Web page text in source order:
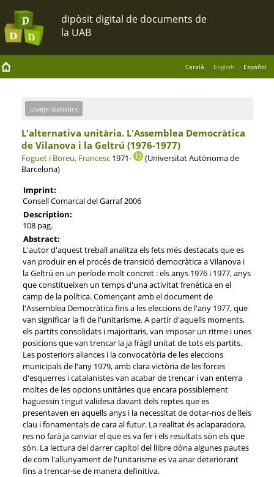
Català English Español
Usage statistics
L'alternativa unitària. L'Assemblea Democràtica
de Vilanova i la Geltrú (1976-1977)
Foguet i Boreu, Francesc1971-
(Universitat Autònoma de
Barcelona)
Imprint:
Consell Comarcal del Garraf 2006
Description:
108 pag.
Abstract:
L'autor d'aquest treball analitza els fets més destacats que es
van produir en el procés de transició democràtica a Vilanova i
la Geltrú en un període molt concret : els anys 1976 i 1977, anys
que constitueixen un temps d'una activitat frenètica en el
camp de la política. Començant amb el document de
l'Assemblea Democràtica fins a les eleccions de l'any 1977, que
van significar la fi de l'unitarisme. A partir d'aquells moments,
els partits consolidats i majoritaris, van imposar un ritme i unes
posicions que van trencar la ja fràgil unitat de tots els partits.
Les posteriors aliances i la convocatòria de les eleccions
municipals de l'any 1979, amb clara victòria de les forces
d'esquerres i catalanistes van acabar de trencar i van enterra
moltes de les opcions unitàries que encara possiblement
haguessin tingut validesa davant dels reptes que es
presentaven en aquells anys i la necessitat de dotar-nos de lleis
clau i fonamentals de cara al futur. La realitat és aclaparadora,
res no farà ja canviar el que es va fer i els resultats són els que
són. La lectura del darrer capítol del llibre dóna algunes pautes
de com l'allunyament de l'unitarisme es va anar deteriorant
fins a trencar-se de manera definitiva.